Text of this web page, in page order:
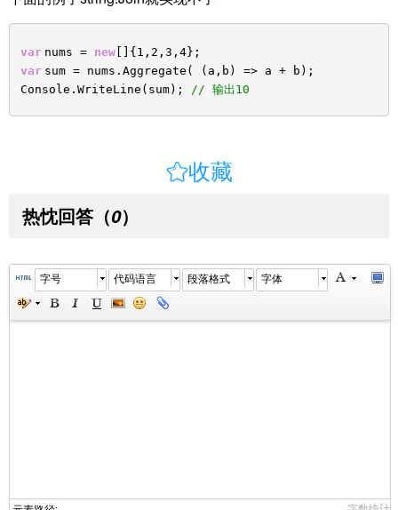
var nums = new []{1,2,3,4};
var sum = nums.Aggregate( (a,b) => a + b);
Console.WriteLine(sum);
// 输出10
收藏
热忱回答 （0）
字号 代码语言 段落格式 字体